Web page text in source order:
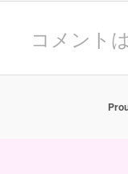
コメント